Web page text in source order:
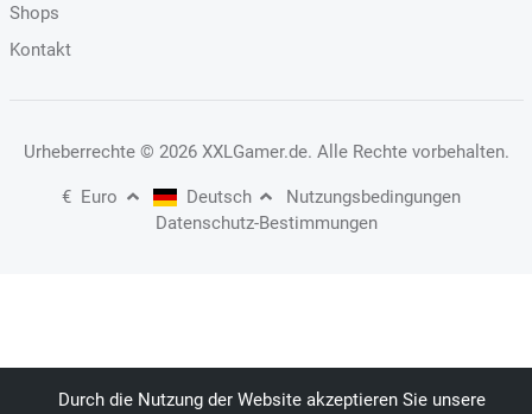
Shops
Kontakt
Urheberrechte © 2026 XXLGamer.de. Alle Rechte vorbehalten.
€ Euro Deutsch
Nutzungsbedingungen
Datenschutz-Bestimmungen
Durch die Nutzung der Website akzeptieren Sie unsere